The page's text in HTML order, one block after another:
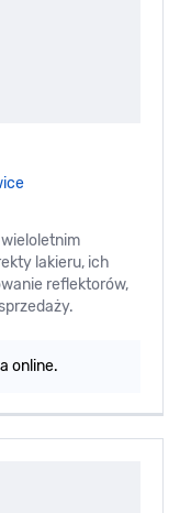
lakieru, ich
reflektorów,
online.